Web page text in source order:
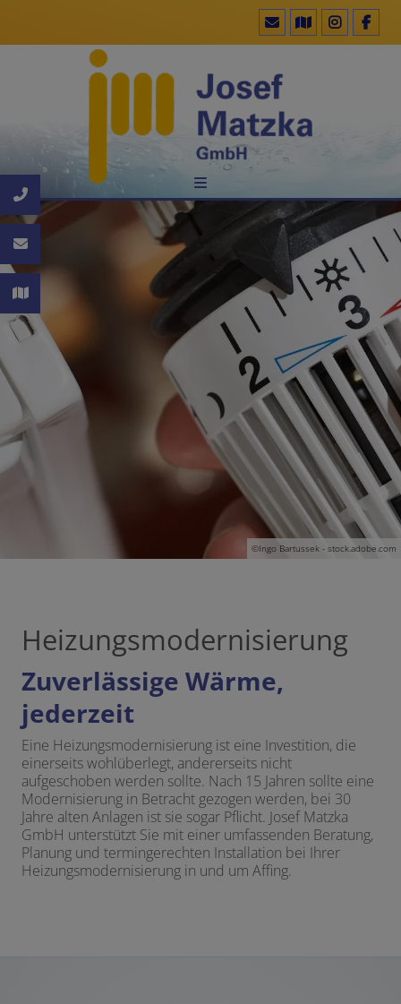
©Ingo Bartussek - stock.adobe.com
Heizungsmodernisierung
Zuverlässige Wärme,
jederzeit
Eine Heizungsmodernisierung ist eine Investition, die
einerseits wohlüberlegt, andererseits nicht
aufgeschoben werden sollte. Nach 15 Jahren sollte eine
Modernisierung in Betracht gezogen werden, bei 30
Jahre alten Anlagen ist sie sogar Pflicht. Josef Matzka
GmbH unterstützt Sie mit einer umfassenden Beratung,
Planung und termingerechten Installation bei Ihrer
Heizungsmodernisierung in und um Affing.